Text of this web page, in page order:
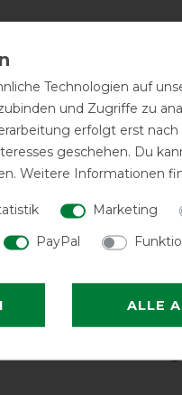
und das besonders
der Decke perfekt.
ist sie auch
50g Füllung macht
fördert zudem die
zur
mit verschiedenen
erhältlich. Der
einen perfekten Sitz
mit fellfreundlichem
vermeidet Reibung
Technologien auf
und Zugriffe zu
erfolgt erst
geschehen. Du
Weitere Informationen
Marketing
PayPal
ALLE